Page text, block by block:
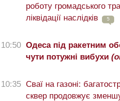
роботу громадського
ліквідації наслідків
5
10:50 Одеса під ракетним
чути потужні вибухи
10:35 Сваї на газоні:
сквер продовжує